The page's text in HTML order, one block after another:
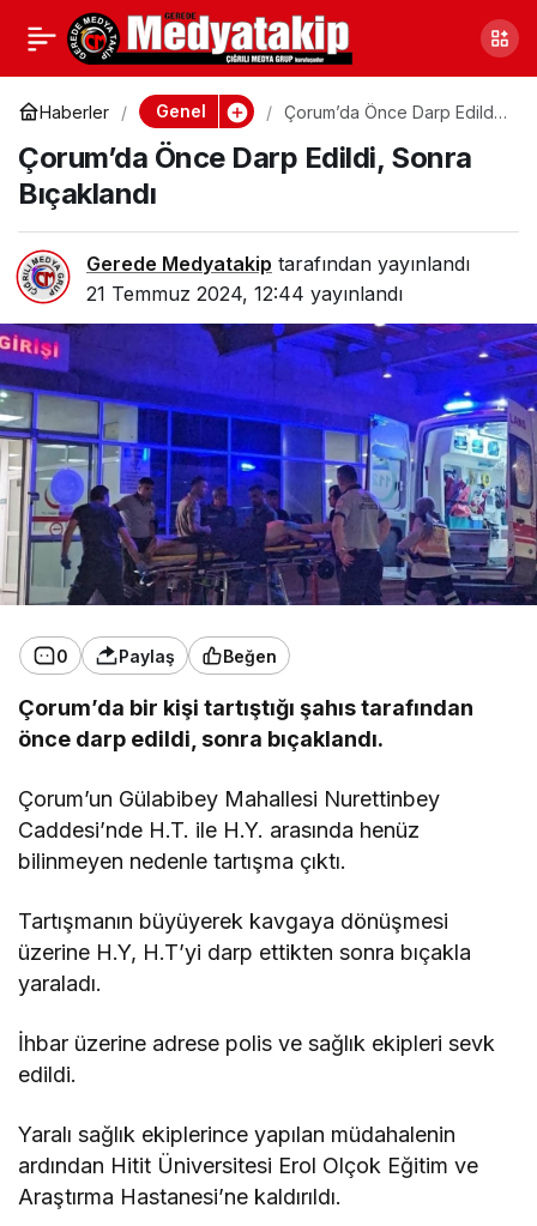
Haberler Genel
Çorum’da Önce Darp Edildi,
Çorum’da Önce Darp Edildi, Sonra
Bıçaklandı
Gerede Medyatakip tarafından yayınlandı
21 Temmuz 2024, 12:44 yayınlandı
0 Paylaş Beğen
Çorum’da bir kişi tartıştığı şahıs tarafından
önce darp edildi, sonra bıçaklandı.
Çorum’un Gülabibey Mahallesi Nurettinbey
Caddesi’nde H.T. ile H.Y. arasında henüz
bilinmeyen nedenle tartışma çıktı.
Tartışmanın büyüyerek kavgaya dönüşmesi
üzerine H.Y, H.T’yi darp ettikten sonra bıçakla
yaraladı.
İhbar üzerine adrese polis ve sağlık ekipleri sevk
edildi.
Yaralı sağlık ekiplerince yapılan müdahalenin
ardından Hitit Üniversitesi Erol Olçok Eğitim ve
Araştırma Hastanesi’ne kaldırıldı.
Kocaeli Derince’de Polis
Kovalamacası
Paylaş